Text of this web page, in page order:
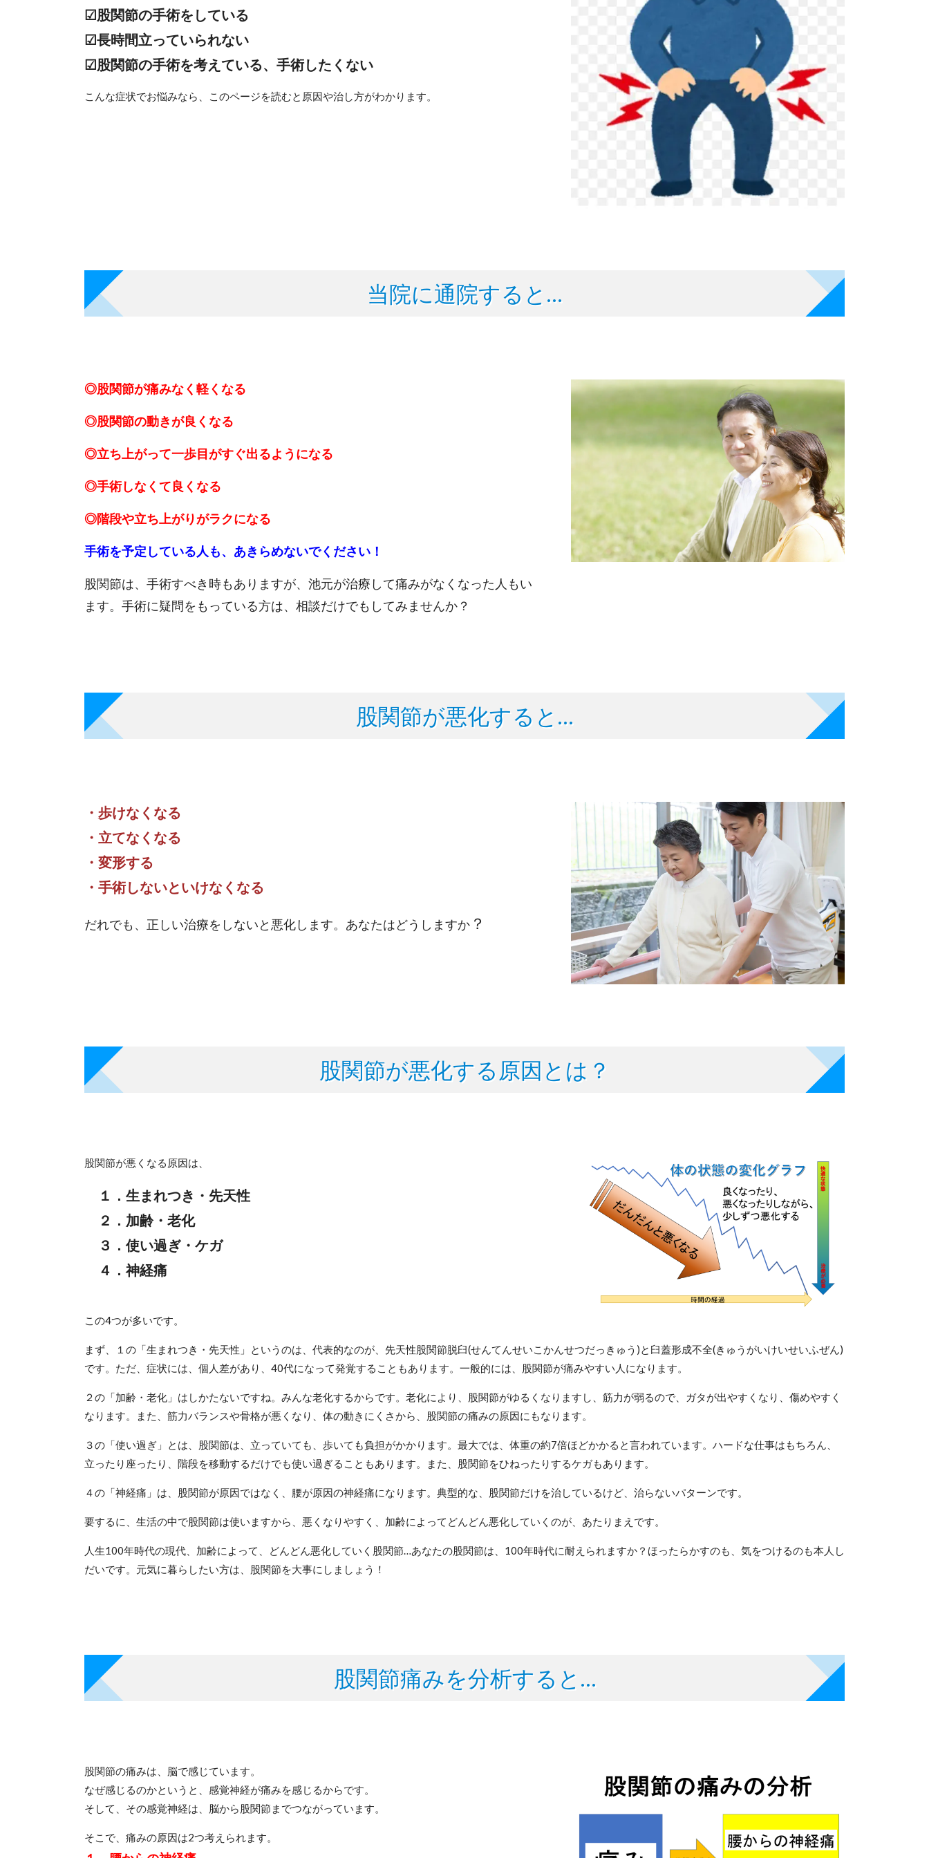
☑股関節の手術をしている
☑長時間立っていられない
☑股関節の手術を考えている、手術したくない
こんな症状でお悩みなら、このページを読むと原因や治し方がわかります。
当院に通院すると…
◎股関節が痛みなく軽くなる
◎股関節の動きが良くなる
◎立ち上がって一歩目がすぐ出るようになる
◎手術しなくて良くなる
◎階段や立ち上がりがラクになる
手術を予定している人も、あきらめないでください！
股関節は、手術すべき時もありますが、池元が治療して痛みがなくなった人もい
ます。手術に疑問をもっている方は、相談だけでもしてみませんか？
股関節が悪化すると…
・歩けなくなる
・立てなくなる
・変形する
・手術しないといけなくなる
だれでも、正しい治療をしないと悪化します。あなたはどうしますか ？
股関節が悪化する原因とは？
股関節が悪くなる原因は、
１．生まれつき・先天性
２．加齢・老化
３．使い過ぎ・ケガ
４．神経痛
この4つが多いです。
まず、１の「生まれつき・先天性」というのは、代表的なのが、先天性股関節脱臼(せんてんせいこかんせつだっきゅう)と臼蓋形成不全(きゅうがいけいせいふぜん)
です。ただ、症状には、個人差があり、40代になって発覚することもあります。一般的には、股関節が痛みやすい人になります。
２の「加齢・老化」はしかたないですね。みんな老化するからです。老化により、股関節がゆるくなりますし、筋力が弱るので、ガタが出やすくなり、傷めやすく
なります。また、筋力バランスや骨格が悪くなり、体の動きにくさから、股関節の痛みの原因にもなります。
３の「使い過ぎ」とは、股関節は、立っていても、歩いても負担がかかります。最大では、体重の約7倍ほどかかると言われています。ハードな仕事はもちろん、
立ったり座ったり、階段を移動するだけでも使い過ぎることもあります。また、股関節をひねったりするケガもあります。
４の「神経痛」は、股関節が原因ではなく、腰が原因の神経痛になります。典型的な、股関節だけを治しているけど、治らないパターンです。
要するに、生活の中で股関節は使いますから、悪くなりやすく、加齢によってどんどん悪化していくのが、あたりまえです。
人生100年時代の現代、加齢によって、どんどん悪化していく股関節…あなたの股関節は、100年時代に耐えられますか？ほったらかすのも、気をつけるのも本人し
だいです。元気に暮らしたい方は、股関節を大事にしましょう！
股関節痛みを分析すると…
股関節の痛みは、脳で感じています。
なぜ感じるのかというと、感覚神経が痛みを感じるからです。
そして、その感覚神経は、脳から股関節までつながっています。
そこで、痛みの原因は2つ考えられます。